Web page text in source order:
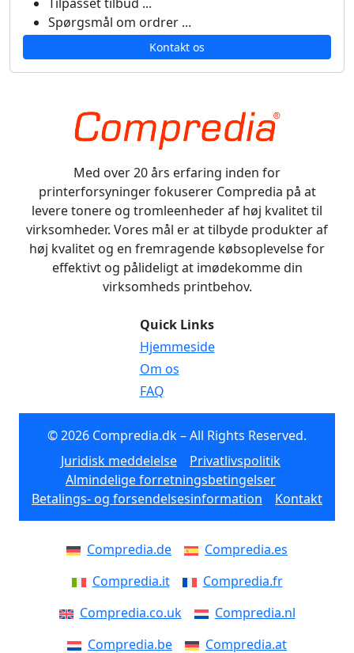
Spørgsmål om ordrer ...
Kontakt os
Med over 20 års erfaring inden for
printerforsyninger fokuserer Compredia på at
levere tonere og tromleenheder af høj kvalitet til
virksomheder. Vores mål er at tilbyde produkter af
høj kvalitet og en fremragende købsoplevelse for
effektivt og pålideligt at imødekomme din
virksomheds printbehov.
Quick Links
Hjemmeside
Om os
FAQ
© 2026 Compredia.dk – All Rights Reserved.
Juridisk meddelelse
Privatlivspolitik
Almindelige forretningsbetingelser
Betalings- og forsendelsesinformation
Kontakt
Compredia.de
Compredia.es
Compredia.it
Compredia.fr
Compredia.co.uk
Compredia.nl
Compredia.be
Compredia.at